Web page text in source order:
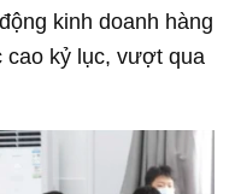
kinh doanh hàng
cao kỷ lục, vượt qua